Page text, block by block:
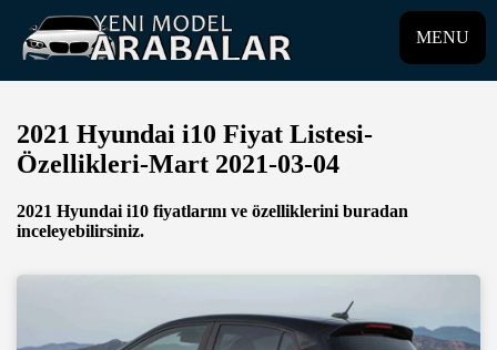
MENU
2021 Hyundai i10 Fiyat Listesi-
Özellikleri-Mart 2021-03-04
2021 Hyundai i10 fiyatlarını ve özelliklerini buradan
inceleyebilirsiniz.